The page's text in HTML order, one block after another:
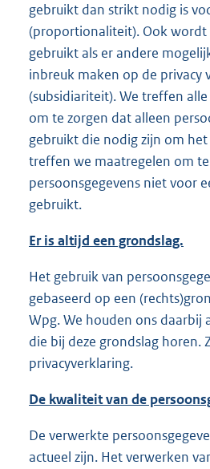
gebruikt dan strikt nodig is
(proportionaliteit). Ook wordt
gebruikt als er andere
inbreuk maken op de privacy
(subsidiariteit). We treffen
om te zorgen dat alleen
gebruikt die nodig zijn om
treffen we maatregelen om
persoonsgegevens niet voor
gebruikt.
Er is altijd een grondslag.
Het gebruik van
gebaseerd op een
Wpg. We houden ons daarbij
die bij deze grondslag horen.
privacyverklaring.
De kwaliteit van de
De verwerkte
actueel zijn. Het verwerken